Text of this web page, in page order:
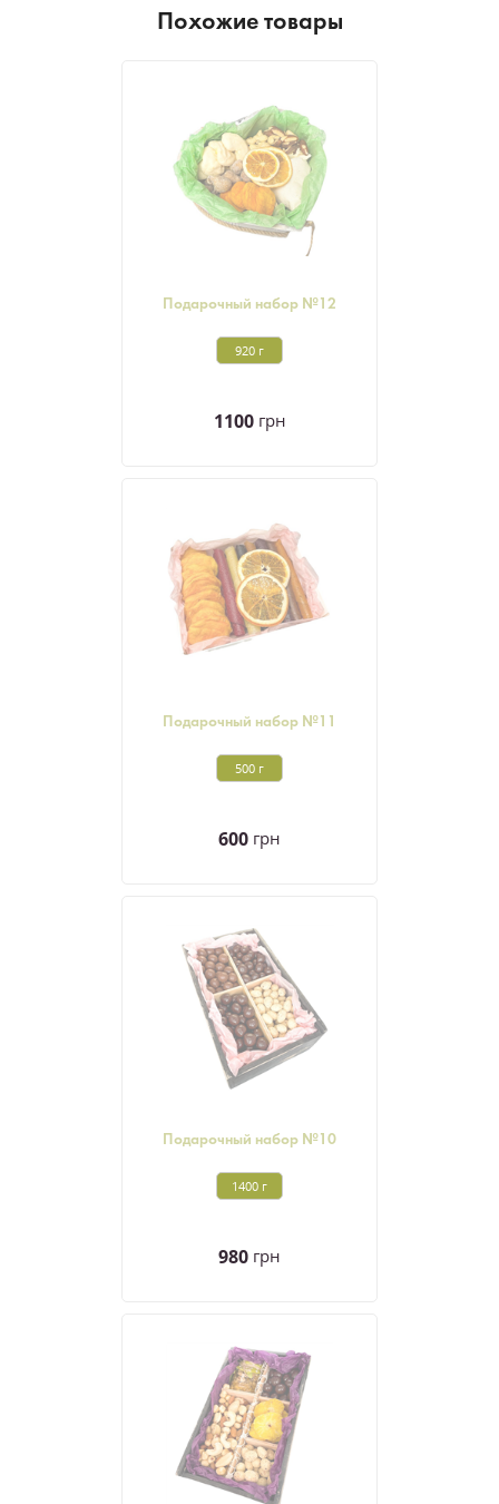
Похожие товары
Подарочный набор №12
920 г
1100 грн
Подарочный набор №11
500 г
600 грн
Подарочный набор №10
1400 г
980 грн